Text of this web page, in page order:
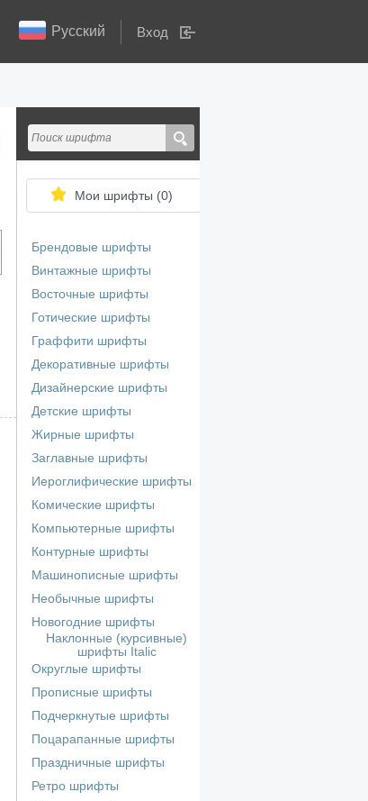
Русский Вход
Мои шрифты (0)
Брендовые шрифты
Винтажные шрифты
Восточные шрифты
Готические шрифты
Граффити шрифты
Декоративные шрифты
Дизайнерские шрифты
Детские шрифты
Жирные шрифты
Заглавные шрифты
Иероглифические шрифты
Комические шрифты
Компьютерные шрифты
Контурные шрифты
Машинописные шрифты
Необычные шрифты
Новогодние шрифты
Наклонные (курсивные)
шрифты Italic
Округлые шрифты
Прописные шрифты
Подчеркнутые шрифты
Поцарапанные шрифты
Праздничные шрифты
Ретро шрифты